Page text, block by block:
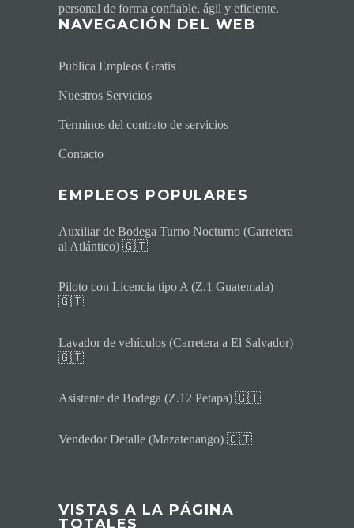
personal de forma confiable, ágil y eficiente.
NAVEGACIÓN DEL WEB
Publica Empleos Gratis
Nuestros Servicios
Terminos del contrato de servicios
Contacto
EMPLEOS POPULARES
Auxiliar de Bodega Turno Nocturno (Carretera
al Atlántico) 🇬🇹
Piloto con Licencia tipo A (Z.1 Guatemala)
🇬🇹
Lavador de vehículos (Carretera a El Salvador)
🇬🇹
Asistente de Bodega (Z.12 Petapa) 🇬🇹
Vendedor Detalle (Mazatenango) 🇬🇹
VISTAS A LA PÁGINA
TOTALES